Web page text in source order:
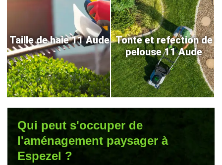
Taille de haie 11 Aude Tonte et refection de
pelouse 11 Aude
Qui peut s'occuper de
l'aménagement paysager à
Espezel ?